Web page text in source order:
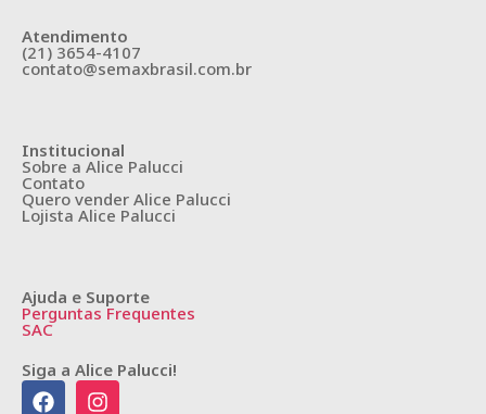
Atendimento
(21) 3654-4107
contato@semaxbrasil.com.br
Institucional
Sobre a Alice Palucci
Contato
Quero vender Alice Palucci
Lojista Alice Palucci
Ajuda e Suporte
Perguntas Frequentes
SAC
Siga a Alice Palucci!